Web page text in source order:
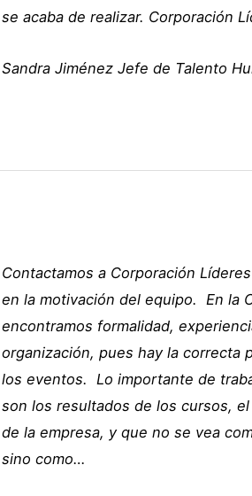
se acaba de realizar. Corporación
Sandra Jiménez Jefe de Talento
Contactamos a Corporación
en la motivación del equipo. En la
encontramos formalidad,
organización, pues hay la correcta
los eventos. Lo importante de
son los resultados de los cursos,
de la empresa, y que no se vea
sino como…